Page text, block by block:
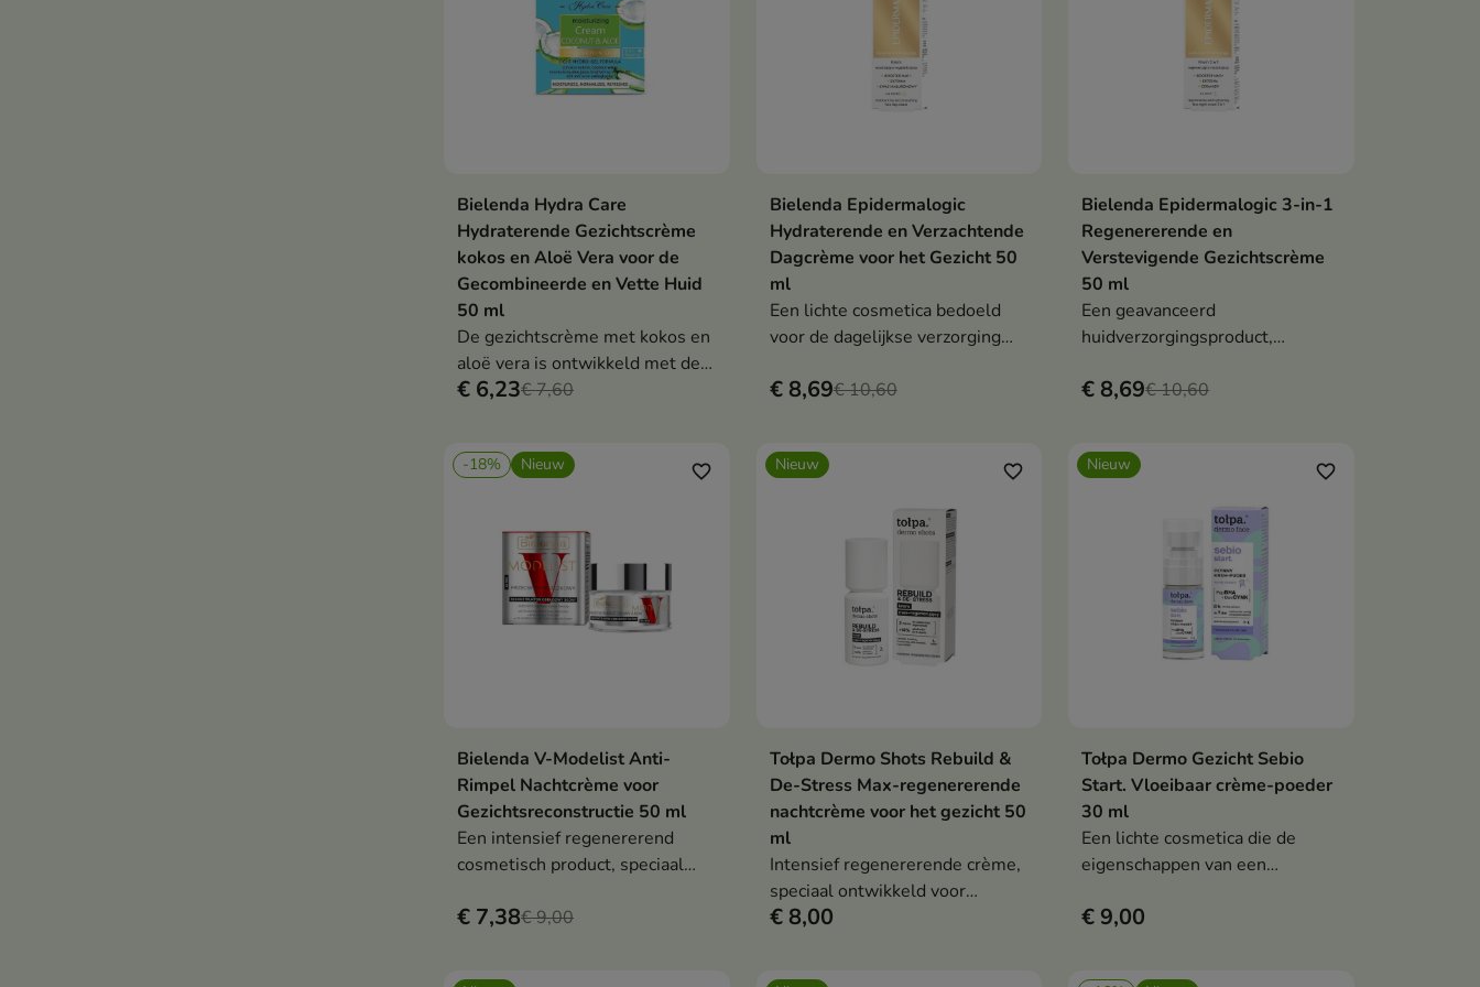
In winkelwagen
Bielenda Hydra Care
Hydraterende Gezichtscrème
kokos en Aloë Vera voor de
Gecombineerde en Vette Huid
50 ml
De gezichtscrème met kokos en
aloë vera is ontwikkeld met de
behoeften van de
€ 6,23€ 7,60
In winkelwagen
Bielenda Epidermalogic
Hydraterende en Verzachtende
Dagcrème voor het Gezicht 50
ml
Een lichte cosmetica bedoeld
voor de dagelijkse verzorging
hydratatie nodig heeft.
€ 8,69€ 10,60
In winkelwagen
Bielenda Epidermalogic 3-in-1
Regenererende en
Verstevigende Gezichtscrème
50 ml
Een geavanceerd
huidverzorgingsproduct,
huid die behoefte heeft aan
€ 8,69€ 10,60
-18% Nieuw
In winkelwagen
favorite_border
Bielenda V-Modelist Anti-
Rimpel Nachtcrème voor
Gezichtsreconstructie 50 ml
Een intensief regenererend
cosmetisch product, speciaal
behoefte heeft aan versteviging,
€ 7,38€ 9,00
Nieuw
In winkelwagen
favorite_border
Tołpa Dermo Shots Rebuild &
De-Stress Max-regenererende
nachtcrème voor het gezicht 50
ml
Intensief regenererende crème,
speciaal ontwikkeld voor
vermoeide, droge huid die
€ 8,00
Nieuw
In winkelwagen
favorite_border
Tołpa Dermo Gezicht Sebio
Start. Vloeibaar crème-poeder
30 ml
Een lichte cosmetica die de
eigenschappen van een
dekkend poeder combineert.
€ 9,00